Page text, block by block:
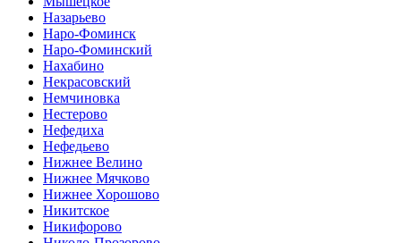
Назарьево
Наро-Фоминск
Наро-Фоминский
Нахабино
Некрасовский
Немчиновка
Нестерово
Нефедиха
Нефедьево
Нижнее Велино
Нижнее Мячково
Нижнее Хорошово
Никитское
Никифорово